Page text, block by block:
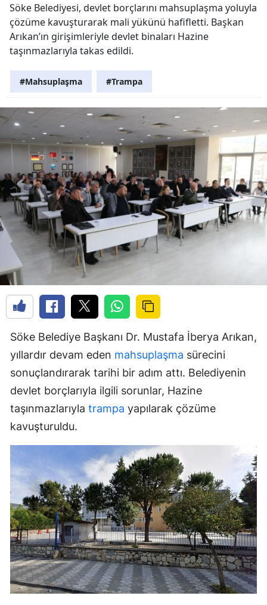
Söke Belediyesi, devlet borçlarını mahsuplaşma yoluyla
çözüme kavuşturarak mali yükünü hafifletti. Başkan
Arıkan’ın girişimleriyle devlet binaları Hazine
taşınmazlarıyla takas edildi.
#Mahsuplaşma #Trampa
Söke Belediye Başkanı Dr. Mustafa İberya Arıkan,
yıllardır devam eden mahsuplaşma sürecini
sonuçlandırarak tarihi bir adım attı. Belediyenin
devlet borçlarıyla ilgili sorunlar, Hazine
taşınmazlarıyla trampa yapılarak çözüme
kavuşturuldu.